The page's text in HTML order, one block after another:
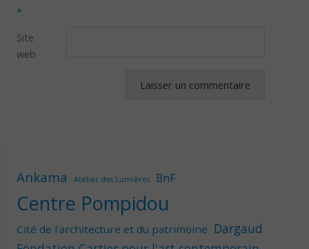
*
Site
web
Ankama Atelier des Lumières BnF
Centre Pompidou
Cité de l'architecture et du patrimoine Dargaud